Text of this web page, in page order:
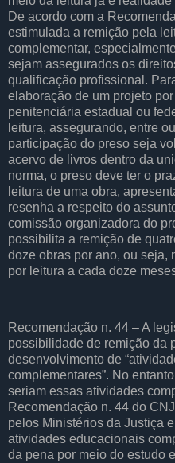
De acordo com a
estimulada a remição pela
complementar,
sejam assegurados os
qualificação profissional.
elaboração de um projeto
penitenciária estadual ou
leitura, assegurando, entre
participação do preso seja
acervo de livros dentro da
norma, o preso deve ter o
leitura de uma obra,
resenha a respeito do
comissão organizadora do
possibilita a remição de
doze obras por ano, ou seja,
por leitura a cada doze
Recomendação n. 44 – A
possibilidade de remição da
desenvolvimento de
complementares”. No
seriam essas atividades
Recomendação n. 44 do
pelos Ministérios da Justiça
atividades educacionais
da pena por meio do estudo